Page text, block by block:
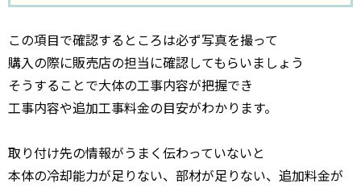
この項目で確認するところは必ず写真を撮って
購入の際に販売店の担当に確認してもらいましょう
そうすることで大体の工事内容が把握でき
工事内容や追加工事料金の目安がわかります。
取り付け先の情報がうまく伝わっていないと
本体の冷却能力が足りない、部材が足りない、追加料金が